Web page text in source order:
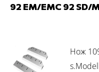
92 EM/EMC 92 SD/
Нож